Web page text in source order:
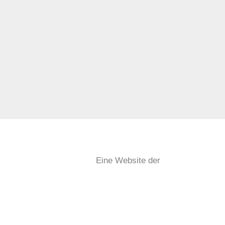
Eine Website der